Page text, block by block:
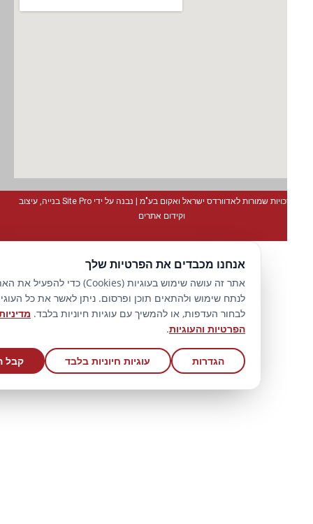
כל הזכויות שמורות לאדוורדס ישראל ואקום בע"מ | נבנה על ידי Site Pro בנייה, עיצוב
וקידום אתרים
אנחנו מכבדים את הפרטיות שלך
אתר זה עושה שימוש בעוגיות (Cookies) כדי להפעיל את האתר,
לנתח שימוש ולהתאים תוכן ופרסום. ניתן לאשר את כל העוגיות,
לבחור העדפות, או להמשיך עם עוגיות חיוניות בלבד.מדיניות
הפרטיות והעוגיות.
הגדרות עוגיות חיוניות בלבד קבל הכל